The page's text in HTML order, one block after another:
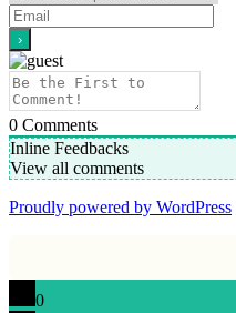
0 Comments
Inline Feedbacks
View all comments
Proudly powered by WordPress
0